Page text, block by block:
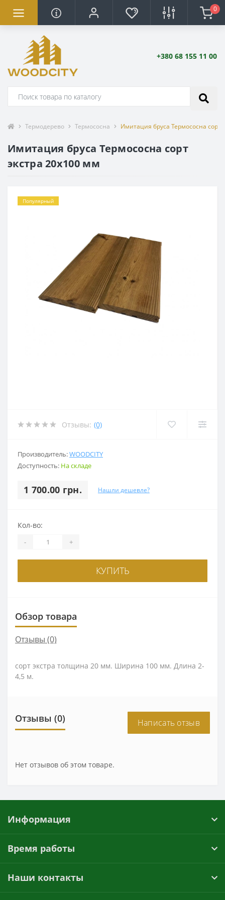
0
+380 68 155 11 00
Термодерево Термососна Имитация бруса Термососна сорт
Имитация бруса Термососна сорт
экстра 20х100 мм
Популярный
Отзывы: (0)
Производитель:WOODCITY
Доступность: На складе
1 700.00 грн. Нашли дешевле?
Кол-во:
- +
КУПИТЬ
Обзор товара
Отзывы (0)
сорт экстра толщина 20 мм. Ширина 100 мм. Длина 2-
4,5 м.
Отзывы (0) Написать отзыв
Нет отзывов об этом товаре.
Информация
Время работы
Наши контакты